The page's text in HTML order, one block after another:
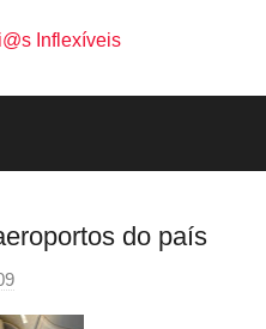
do país
o